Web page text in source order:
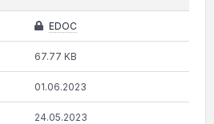
EDOC
67.77 KB
01.06.2023
24.05.2023